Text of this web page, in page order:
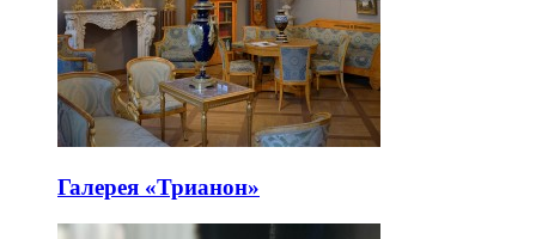
Галерея «Трианон»